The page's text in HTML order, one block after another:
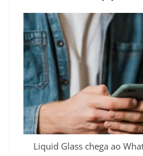
Liquid Glass chega ao